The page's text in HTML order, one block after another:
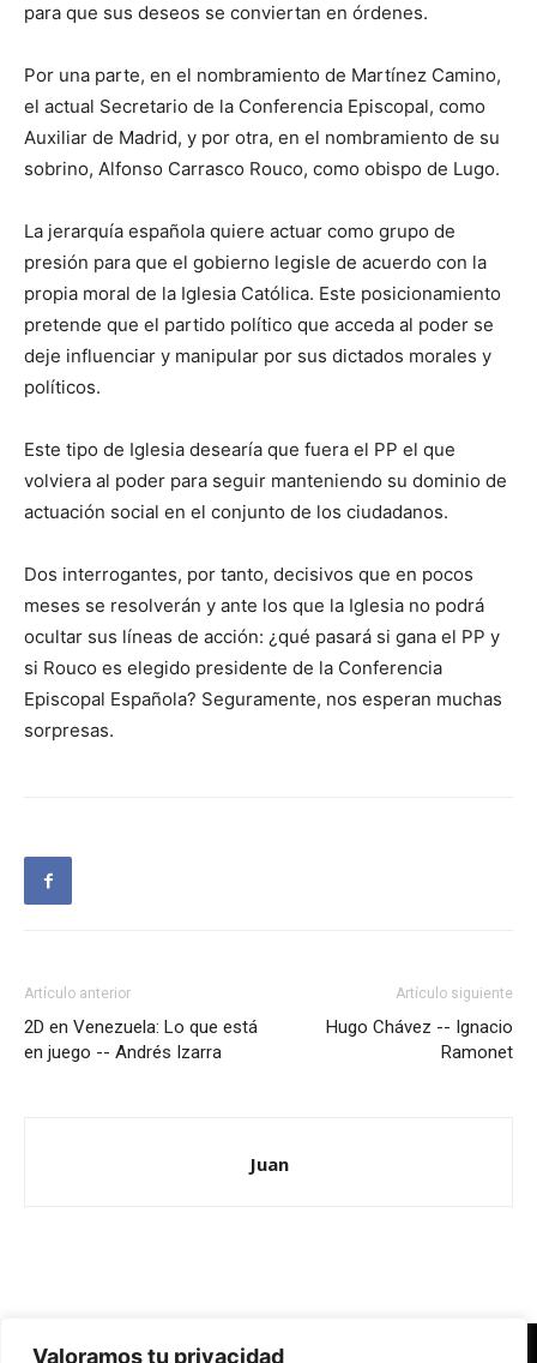
Valoramos tu privacidad
para que sus deseos se conviertan en órdenes.
Por una parte, en el nombramiento de Martínez Camino,
el actual Secretario de la Conferencia Episcopal, como
Auxiliar de Madrid, y por otra, en el nombramiento de su
sobrino, Alfonso Carrasco Rouco, como obispo de Lugo.
La jerarquía española quiere actuar como grupo de
presión para que el gobierno legisle de acuerdo con la
propia moral de la Iglesia Católica. Este posicionamiento
pretende que el partido político que acceda al poder se
deje influenciar y manipular por sus dictados morales y
políticos.
Este tipo de Iglesia desearía que fuera el PP el que
volviera al poder para seguir manteniendo su dominio de
actuación social en el conjunto de los ciudadanos.
Dos interrogantes, por tanto, decisivos que en pocos
meses se resolverán y ante los que la Iglesia no podrá
ocultar sus líneas de acción: ¿qué pasará si gana el PP y
si Rouco es elegido presidente de la Conferencia
Episcopal Española? Seguramente, nos esperan muchas
sorpresas.
Artículo anterior
2D en Venezuela: Lo que está
en juego -- Andrés Izarra
Artículo siguiente
Hugo Chávez -- Ignacio
Ramonet
Juan